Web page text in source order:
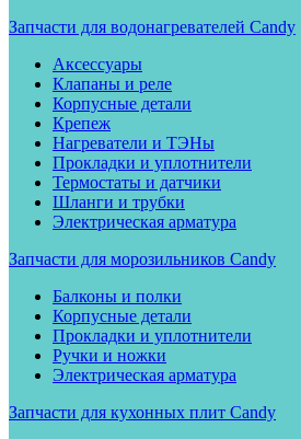
Запчасти для водонагревателей Candy
Аксессуары
Клапаны и реле
Корпусные детали
Крепеж
Нагреватели и ТЭНы
Прокладки и уплотнители
Термостаты и датчики
Шланги и трубки
Электрическая арматура
Запчасти для морозильников Candy
Балконы и полки
Корпусные детали
Прокладки и уплотнители
Ручки и ножки
Электрическая арматура
Запчасти для кухонных плит Candy